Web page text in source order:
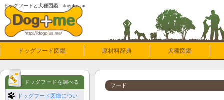
ドッグフードと犬種図鑑 - dogplus.me
ドッグフード図鑑 原材料辞典 犬種図鑑
フード
ドッグフードを調べる
ドッグフード図鑑につい